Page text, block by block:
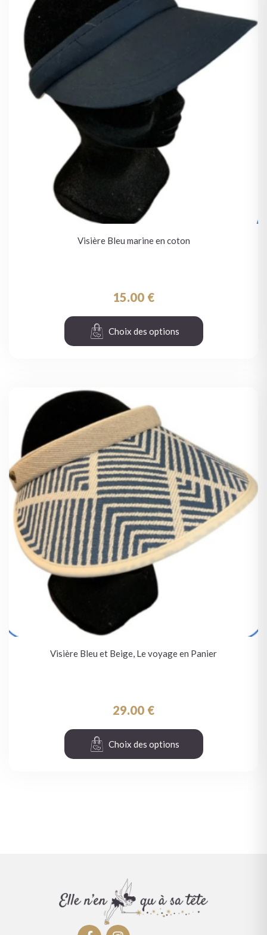
Visière Bleu marine en coton
15.00 €
Choix des options
Visière Bleu et Beige, Le voyage en Panier
29.00 €
Choix des options